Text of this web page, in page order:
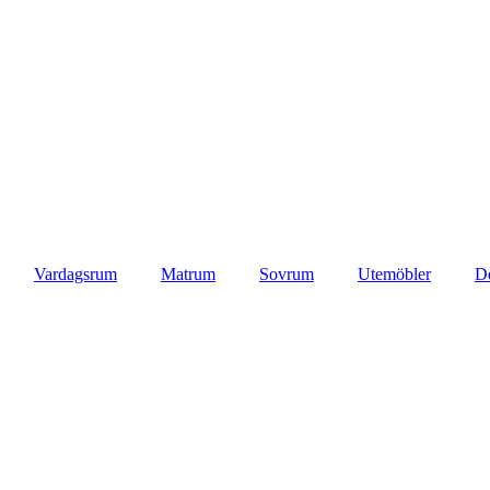
Vardagsrum Matrum Sovrum Utemöbler